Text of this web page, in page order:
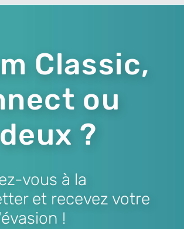
Classic,
ou
?
vous à la
et recevez votre
!